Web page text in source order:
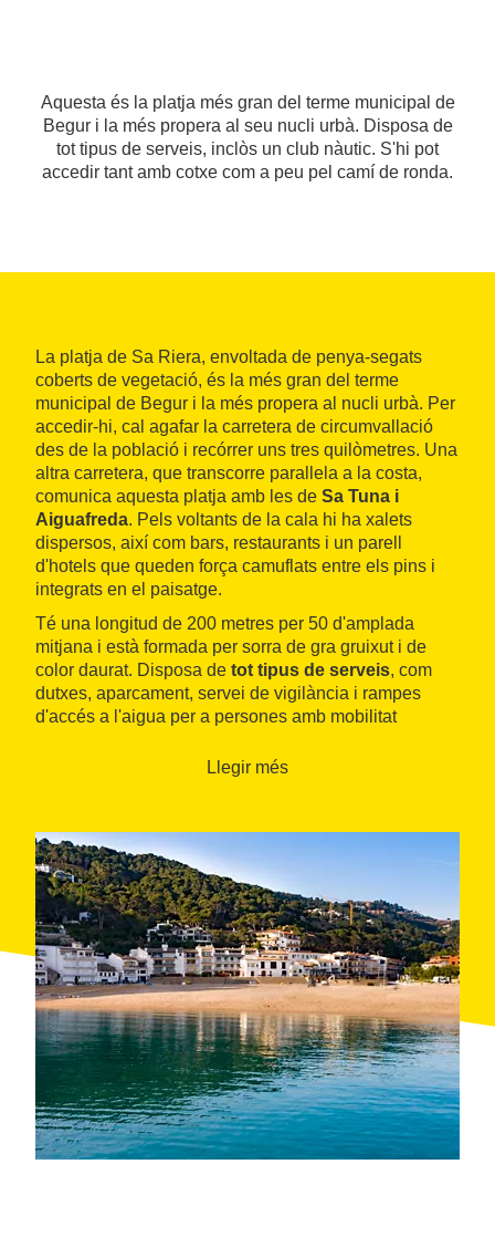
Aquesta és la platja més gran del terme municipal de
Begur i la més propera al seu nucli urbà. Disposa de
tot tipus de serveis, inclòs un club nàutic. S'hi pot
accedir tant amb cotxe com a peu pel camí de ronda.
La platja de Sa Riera, envoltada de penya-segats
coberts de vegetació, és la més gran del terme
municipal de Begur i la més propera al nucli urbà. Per
accedir-hi, cal agafar la carretera de circumvallació
des de la població i recórrer uns tres quilòmetres. Una
altra carretera, que transcorre parallela a la costa,
comunica aquesta platja amb les de Sa Tuna i
Aiguafreda. Pels voltants de la cala hi ha xalets
dispersos, així com bars, restaurants i un parell
d'hotels que queden força camuflats entre els pins i
integrats en el paisatge.
Té una longitud de 200 metres per 50 d'amplada
mitjana i està formada per sorra de gra gruixut i de
color daurat. Disposa de tot tipus de serveis, com
dutxes, aparcament, servei de vigilància i rampes
d'accés a l'aigua per a persones amb mobilitat
pescadors avui reconvertides en apartaments
on es poden fer activitats esportives relacionades amb
el mar. La platja està flanquejada per dues petites
cales: la del Port des Pi, a la dreta, i la del Rei, a
l'esquerra.
Uncamí de rondaduu, cap a l'esquerra, fins a la
bonica platja nudista de l'Illa Roja, situada gairebé a
mig quilòmetre, i continua cap a la platja del Racó i la
de Pals. Cap a la dreta, el sender duu a Aiguafreda i
Sa Tuna, tot passant per uns espectaculars penya-
segats sota els quals hi ha la reserva marina de Ses
Negres, idònia per a la pràctica del busseig.
Llegir més